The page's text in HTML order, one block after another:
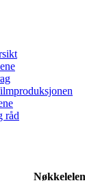
råd